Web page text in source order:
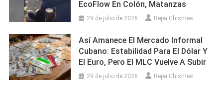
EcoFlow En Colón, Matanzas
29 de julio de 2026 Repa Chismes
Así Amanece El Mercado Informal
Cubano: Estabilidad Para El Dólar Y
El Euro, Pero El MLC Vuelve A Subir
29 de julio de 2026 Repa Chismes